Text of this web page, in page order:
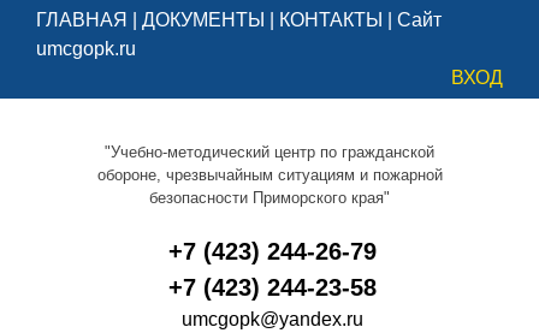
ГЛАВНАЯ ДОКУМЕНТЫ КОНТАКТЫ
Сайт
umcgopk.ru
ВХОД
"Учебно-методический центр по гражданской
обороне, чрезвычайным ситуациям и пожарной
безопасности Приморского края"
+7 (423) 244-26-79
+7 (423) 244-23-58
umcgopk@yandex.ru